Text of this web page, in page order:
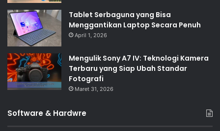
Tablet Serbaguna yang Bisa
Menggantikan Laptop Secara Penuh
April 1, 2026
Mengulik Sony A7 IV: Teknologi Kamera
Terbaru yang Siap Ubah Standar
Fotografi
Maret 31, 2026
Software & Hardwre